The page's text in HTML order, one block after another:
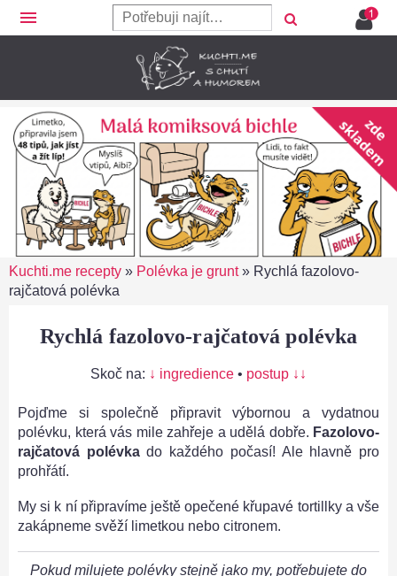
menu
Kuchti.me recepty » Polévka je grunt» Rychlá fazolovo-
rajčatová polévka
Rychlá fazolovo-rajčatová polévka
Skoč na: ↓ ingredience • postup ↓↓
Pojďme si společně připravit výbornou a vydatnou
polévku, která vás mile zahřeje a udělá dobře. Fazolovo-
rajčatová polévkado každého počasí! Ale hlavně pro
prohřátí.
My si k ní připravíme ještě opečené křupavé tortillky a vše
zakápneme svěží limetkou nebo citronem.
Pokud milujete polévky stejně jako my, potřebujete do